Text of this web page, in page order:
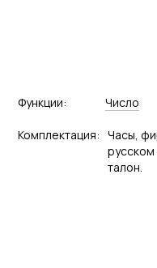
Функции: Число
Комплектация: Часы,
русском
талон.